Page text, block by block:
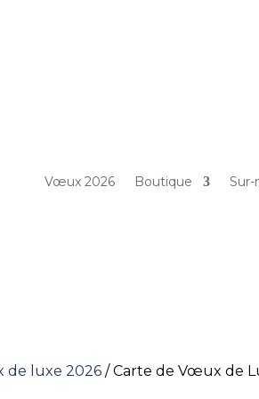
Vœux 2026 Boutique Sur-
de luxe 2026 / Carte de Vœux de